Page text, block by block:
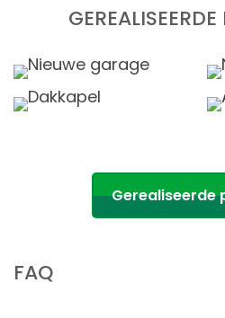
Gerealiseerde
FAQ